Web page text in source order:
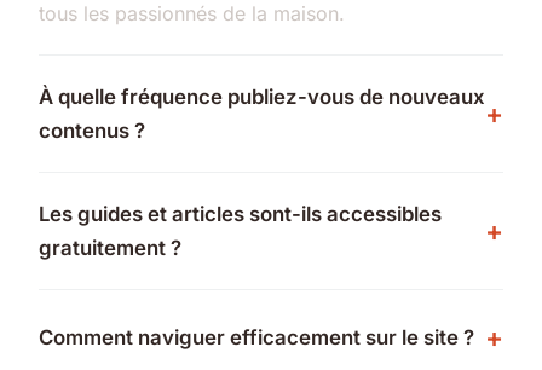
tous les passionnés de la maison.
À quelle fréquence publiez-vous de nouveaux
contenus ?
Les guides et articles sont-ils accessibles
gratuitement ?
Comment naviguer efficacement sur le site ?